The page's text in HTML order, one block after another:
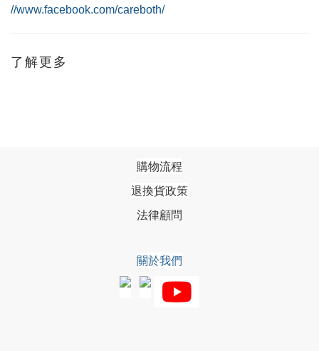
//www.facebook.com/careboth/
了解更多
購物流程
退換貨政策
法律顧問
關於我們